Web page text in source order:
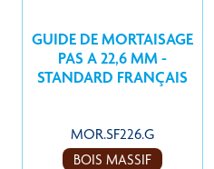
GUIDE DE MORTAISAGE
PAS A 22,6 MM -
STANDARD FRANÇAIS
MOR.SF226.G
BOIS MASSIF